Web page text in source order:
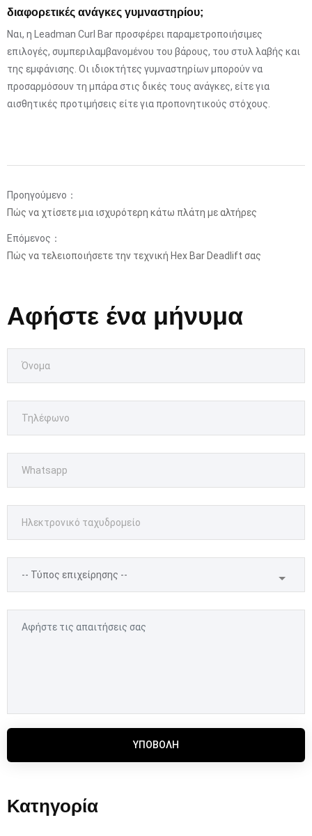
διαφορετικές ανάγκες γυμναστηρίου;
Ναι, η Leadman Curl Bar προσφέρει παραμετροποιήσιμες
επιλογές, συμπεριλαμβανομένου του βάρους, του στυλ λαβής και
της εμφάνισης. Οι ιδιοκτήτες γυμναστηρίων μπορούν να
προσαρμόσουν τη μπάρα στις δικές τους ανάγκες, είτε για
αισθητικές προτιμήσεις είτε για προπονητικούς στόχους.
Προηγούμενο：
Πώς να χτίσετε μια ισχυρότερη κάτω πλάτη με αλτήρες
Επόμενος：
Πώς να τελειοποιήσετε την τεχνική Hex Bar Deadlift σας
Αφήστε ένα μήνυμα
ΥΠΟΒΟΛΉ
Κατηγορία